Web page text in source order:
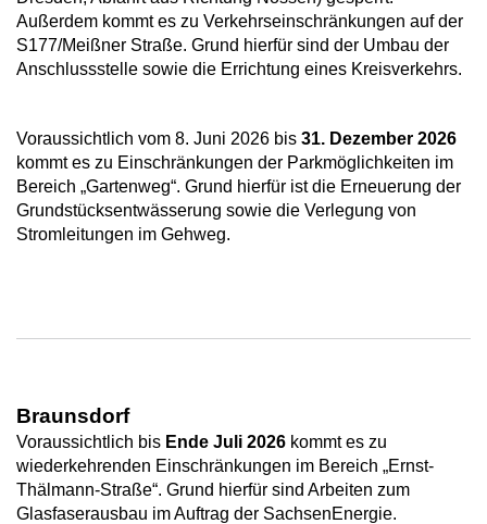
Außerdem kommt es zu Verkehrseinschränkungen auf der
S177/Meißner Straße. Grund hierfür sind der Umbau der
Anschlussstelle sowie die Errichtung eines Kreisverkehrs.
Voraussichtlich vom 8. Juni 2026 bis 31. Dezember 2026
kommt es zu Einschränkungen der Parkmöglichkeiten im
Bereich „Gartenweg“. Grund hierfür ist die Erneuerung der
Grundstücksentwässerung sowie die Verlegung von
Stromleitungen im Gehweg.
Braunsdorf
Voraussichtlich bis Ende Juli 2026 kommt es zu
wiederkehrenden Einschränkungen im Bereich „Ernst-
Thälmann-Straße“. Grund hierfür sind Arbeiten zum
Glasfaserausbau im Auftrag der SachsenEnergie.